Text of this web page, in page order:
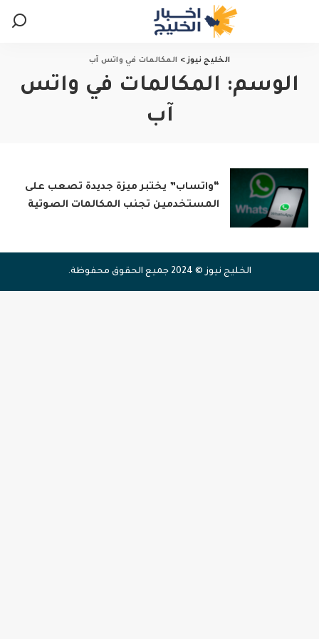
الخليج نيوز> المكالمات في واتس آب
الوسم: المكالمات في واتس
آب
“واتساب” يختبر ميزة جديدة تصعب على
المستخدمين تجنب المكالمات الصوتية
الخليج نيوز © 2024 جميع الحقوق محفوظة.